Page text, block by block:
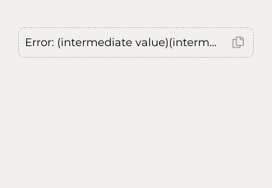
Error: (intermediate value)(intermediate value)(intermediate value).replaceAll is not a function